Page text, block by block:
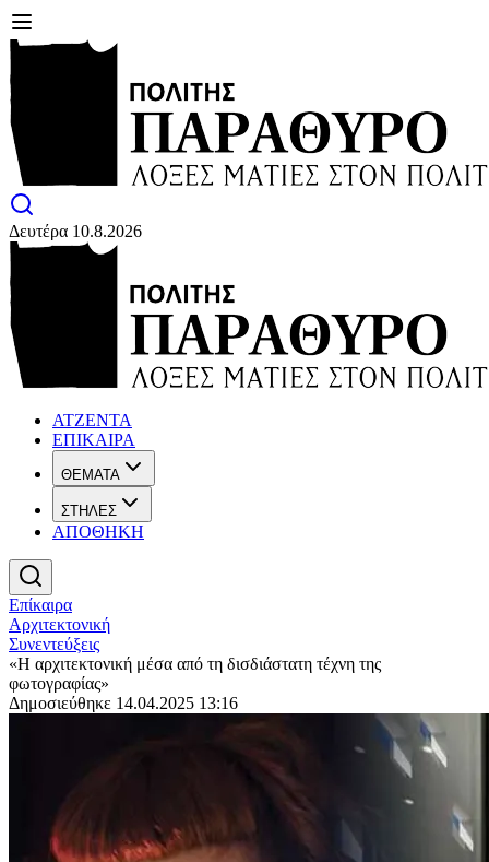
Δευτέρα 10.8.2026
ΑΤΖΕΝΤΑ
ΕΠΙΚΑΙΡΑ
ΘΕΜΑΤΑ
ΣΤΗΛΕΣ
ΑΠΟΘΗΚΗ
Επίκαιρα
Αρχιτεκτονική
Συνεντεύξεις
«Η αρχιτεκτονική μέσα από τη δισδιάστατη τέχνη της
φωτογραφίας»
Δημοσιεύθηκε 14.04.2025 13:16